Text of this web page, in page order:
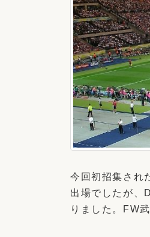
今回初招集され
出場でしたが、
りました。FW